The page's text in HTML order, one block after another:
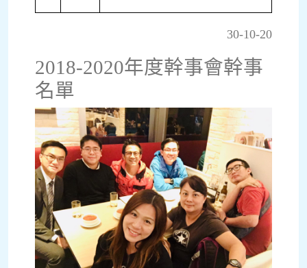
30-10-20
2018-2020年度幹事會幹事
名單